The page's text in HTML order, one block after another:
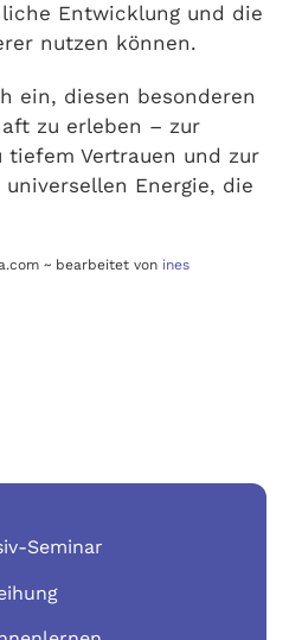
Entwicklung und die
nutzen können.
ein, diesen besonderen
zu erleben – zur
tiefem Vertrauen und zur
Energie, die
~ bearbeitet von ines
Seminar